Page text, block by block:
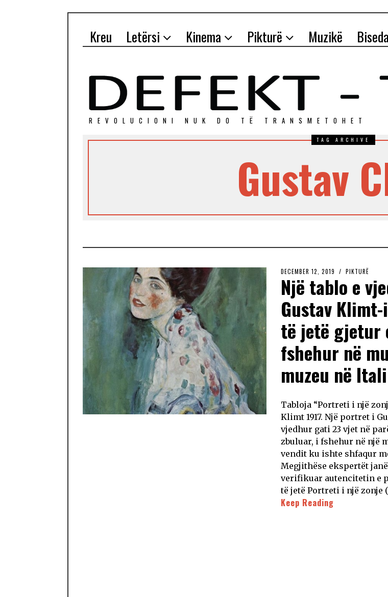
Kreu Letërsi Kinema Pikturë Muzikë Biseda
REVOLUCIONI NUK DO TЁ TRANSMETOHET
TAG ARCHIVE
Gustav
DECEMBER 12, 2019 PIKTURË
Një tablo e
Gustav
të jetë gjetur
fshehur në
muzeu në Itali
Tabloja “Portreti i një
Klimt 1917. Një portret i
vjedhur gati 23 vjet në
zbuluar, i fshehur në një
vendit ku ishte shfaqur
Megjithëse ekspertët
verifikuar autencitetin e
të jetë Portreti i një zonje
Keep Reading